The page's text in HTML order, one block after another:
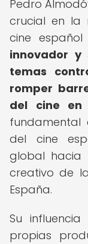
Pedro
crucial en la
cine español
innovador
temas
romper
del cine en
fundamental
del cine
global hacia
creativo de
España.
Su
propias